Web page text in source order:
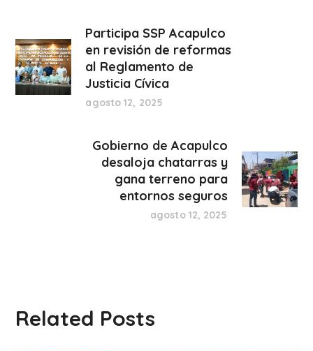
Participa SSP Acapulco
en revisión de reformas
al Reglamento de
Justicia Cívica
agosto 12, 2025
Gobierno de Acapulco
desaloja chatarras y
gana terreno para
entornos seguros
agosto 12, 2025
Related Posts